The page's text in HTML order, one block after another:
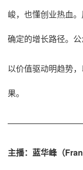
峻，也懂创业热血
确定的增长路径。
以价值驱动明趋势
果。
主播：蓝华峰（